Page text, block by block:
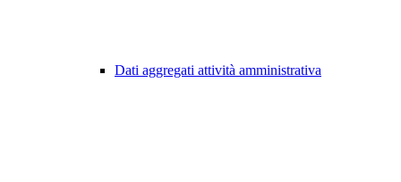
Dati aggregati attività amministrativa